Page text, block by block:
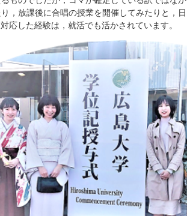
，放課後に合唱の授業を開催してみたりと，
応した経験は，就活でも活かされています。